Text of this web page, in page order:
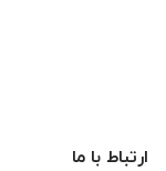
ارتباط با ما